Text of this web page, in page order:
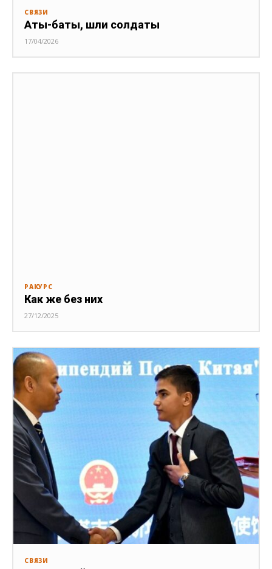
СВЯЗИ
Аты-баты, шли солдаты
17/04/2026
РАКУРС
Как же без них
27/12/2025
СВЯЗИ